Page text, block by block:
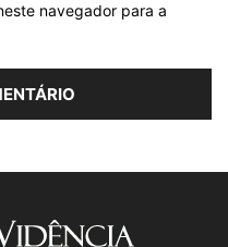
navegador para a